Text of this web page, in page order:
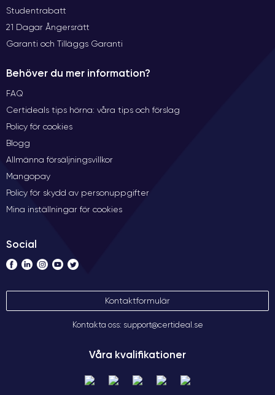
Studentrabatt
21 Dagar Ångersrätt
Garanti och Tilläggs Garanti
Behöver du mer information?
FAQ
Certideals tips hörna: våra tips och förslag
Policy för cookies
Blogg
Allmänna försäljningsvillkor
Mangopay
Policy för skydd av personuppgifter
Mina inställningar för cookies
Social
Kontaktformulär
Kontakta oss: support@certideal.se
Våra kvalifikationer